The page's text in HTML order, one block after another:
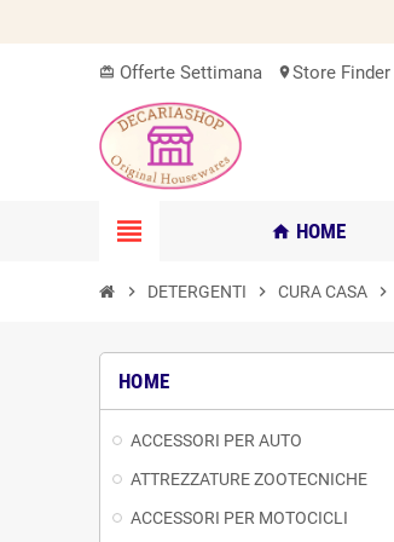
card_giftcard Offerte Settimana location_onStore Finder
view_headline home HOME
chevron_right DETERGENTI chevron_right CURA CASA chevron_right
HOME
ACCESSORI PER AUTO
ATTREZZATURE ZOOTECNICHE
ACCESSORI PER MOTOCICLI